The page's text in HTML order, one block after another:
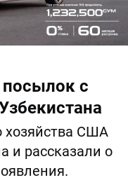
с
хозяйства США
и рассказали о